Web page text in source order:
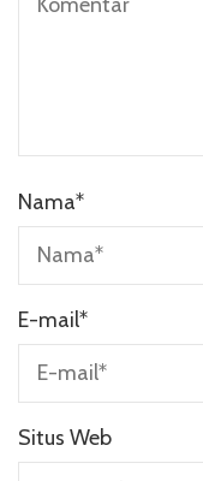
Nama*
E-mail*
Situs Web